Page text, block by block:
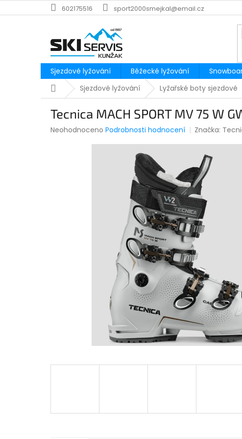
na
602175516 sport2000smejkal@email.cz
Sjezdové lyžování Běžecké lyžování
DomůSjezdové lyžování Lyžařské boty sjezdové
Tecnica MACH SPORT MV 75 W
Průměrné
Neohodnoceno Podrobnosti hodnocení Značka: